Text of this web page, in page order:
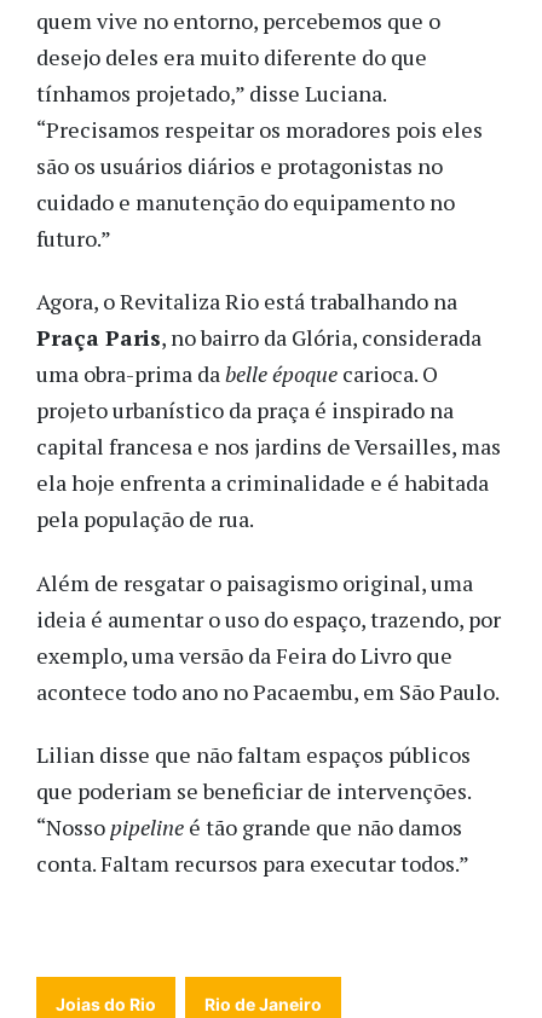
quem vive no entorno, percebemos que o
desejo deles era muito diferente do que
tínhamos projetado,” disse Luciana.
“Precisamos respeitar os moradores pois eles
são os usuários diários e protagonistas no
cuidado e manutenção do equipamento no
futuro.”
Agora, o Revitaliza Rio está trabalhando na
Praça Paris, no bairro da Glória, considerada
uma obra-prima dabelle époque carioca. O
projeto urbanístico da praça é inspirado na
capital francesa e nos jardins de Versailles, mas
ela hoje enfrenta a criminalidade e é habitada
pela população de rua.
Além de resgatar o paisagismo original, uma
ideia é aumentar o uso do espaço, trazendo, por
exemplo, uma versão da Feira do Livro que
acontece todo ano no Pacaembu, em São Paulo.
Lilian disse que não faltam espaços públicos
que poderiam se beneficiar de intervenções.
“Nosso pipeline é tão grande que não damos
conta. Faltam recursos para executar todos.”
Joias do Rio Rio de Janeiro